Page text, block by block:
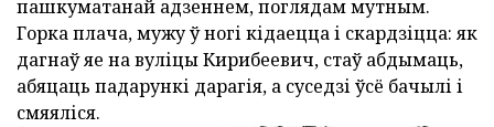
пашкуматанай адзеннем, поглядам мутным.
Горка плача, мужу ў ногі кідаецца і скардзіцца: як
дагнаў яе на вуліцы Кирибеевич, стаў абдымаць,
абяцаць падарункі дарагія, а суседзі ўсё бачылі і
смяяліся.